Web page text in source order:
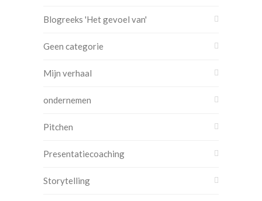
Blogreeks 'Het gevoel van'
Geen categorie
Mijn verhaal
ondernemen
Pitchen
Presentatiecoaching
Storytelling